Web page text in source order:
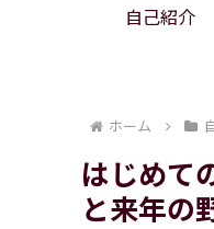
自己紹介
ホーム
はじめて
と来年の